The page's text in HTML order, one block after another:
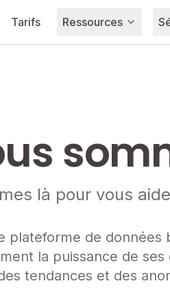
Tarifs Ressources
là pour vous
plateforme de
la puissance de
tendances et des